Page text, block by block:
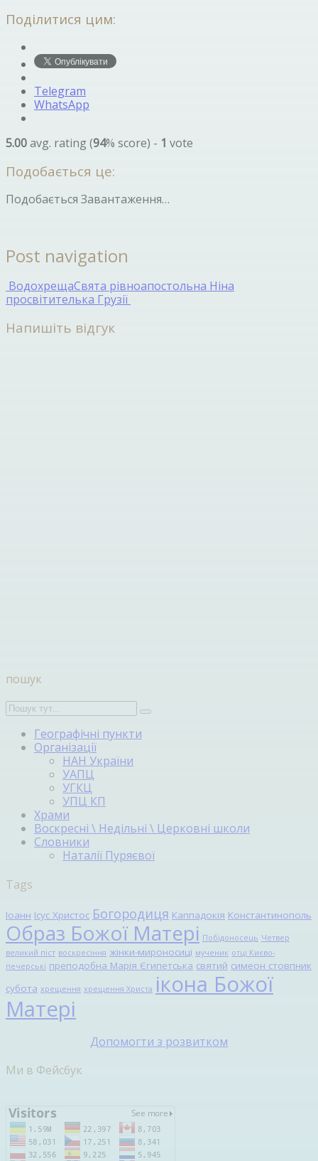
Поділитися цим:
Telegram
WhatsApp
5.00avg. rating (94% score) - 1 vote
Подобається це:
Подобається Завантаження…
Post navigation
ВодохрещаСвята рівноапостольна Ніна
просвітителька Грузії
Напишіть відгук
пошук
Географічні пункти
Організації
НАН України
УАПЦ
УГКЦ
УПЦ КП
Храми
Воскресні \ Недільні \ Церковні школи
Словники
Наталії Пуряєвої
Tags
Іоанн Ісус Христос Богородиця Каппадокія Константинополь
Образ Божої Матері Побідоносець Четвер
великий піст воскресіння жінки-мироносиці мученик отці Києво-
печерські преподобна Марія Єгипетська святий симеон стовпник
субота хрещення хрещення Христа ікона Божої
Матері
Допомогти з розвитком
Ми в Фейсбук